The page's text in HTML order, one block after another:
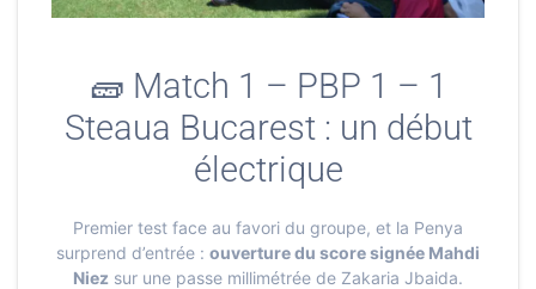
🧱 Match 1 – PBP 1 – 1
Steaua Bucarest : un début
électrique
Premier test face au favori du groupe, et la Penya
surprend d’entrée : ouverture du score signée Mahdi
Niez sur une passe millimétrée de Zakaria Jbaida.